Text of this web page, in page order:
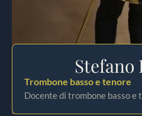
Stefano
Trombone basso e tenore
Docente di trombone basso e